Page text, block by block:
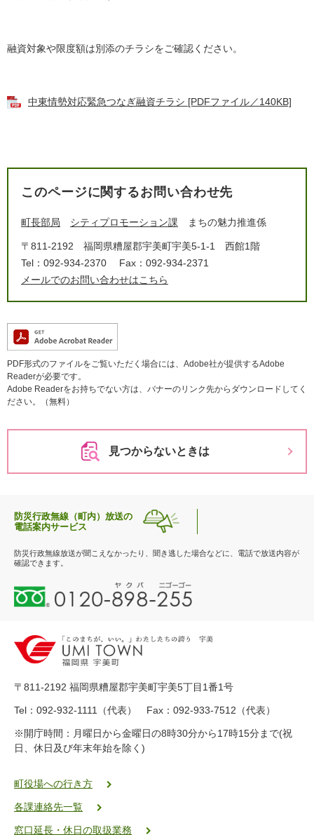
融資対象や限度額は別添のチラシをご確認ください。
中東情勢対応緊急つなぎ融資チラシ [PDFファイル／140KB]
このページに関するお問い合わせ先
町長部局 シティプロモーション課 まちの魅力推進係
〒811-2192
福岡県糟屋郡宇美町宇美5-1-1 西館1階
Tel：092-934-2370
Fax：092-934-2371
メールでのお問い合わせはこちら
PDF形式のファイルをご覧いただく場合には、Adobe社が提供するAdobe
Readerが必要です。
Adobe Readerをお持ちでない方は、バナーのリンク先からダウンロードしてく
ださい。（無料）
見つからないときは
防災行政無線（町内）放送の
電話案内サービス
防災行政無線放送が聞こえなかったり、聞き逃した場合などに、電話で放送内容が
確認できます。
0
1
-
8
-
5
5
ク
二
ゴ
〒811-2192 福岡県糟屋郡宇美町宇美5丁目1番1号
Tel：092-932-1111（代表） Fax：092-933-7512（代表）
※開庁時間：月曜日から金曜日の8時30分から17時15分まで(祝
日、休日及び年末年始を除く)
町役場への行き方
各課連絡先一覧
窓口延長・休日の取扱業務